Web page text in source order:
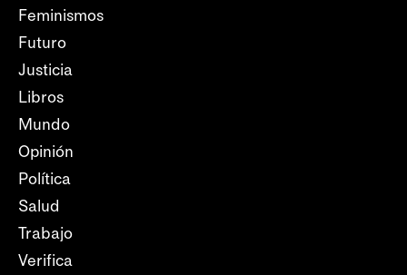
Feminismos
Futuro
Justicia
Libros
Mundo
Opinión
Política
Salud
Trabajo
Verifica